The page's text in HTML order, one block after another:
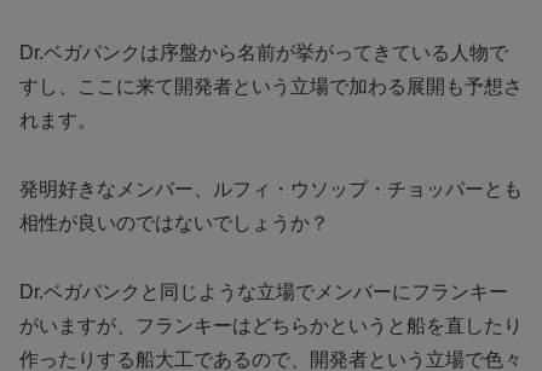
Dr.ベガパンクは序盤から名前が挙がってきている人物で
すし、ここに来て開発者という立場で加わる展開も予想さ
れます。
発明好きなメンバー、ルフィ・ウソップ・チョッパーとも
相性が良いのではないでしょうか？
Dr.ベガパンクと同じような立場でメンバーにフランキー
がいますが、フランキーはどちらかというと船を直したり
作ったりする船大工であるので、開発者という立場で色々